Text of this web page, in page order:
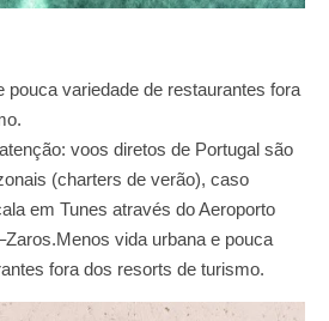
pouca variedade de restaurantes fora
voos diretos de Portugal são
(charters de verão), caso
em Tunes através do Aeroporto
vida urbana e pouca
fora dos resorts de turismo.